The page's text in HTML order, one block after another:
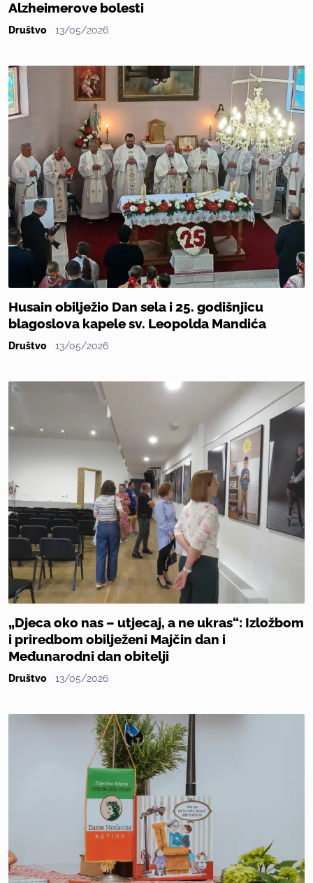
Alzheimerove bolesti
Društvo 13/05/2026
Husain obilježio Dan sela i 25. godišnjicu
blagoslova kapele sv. Leopolda Mandića
Društvo 13/05/2026
„Djeca oko nas – utjecaj, a ne ukras“: Izložbom
i priredbom obilježeni Majčin dan i
Međunarodni dan obitelji
Društvo 13/05/2026